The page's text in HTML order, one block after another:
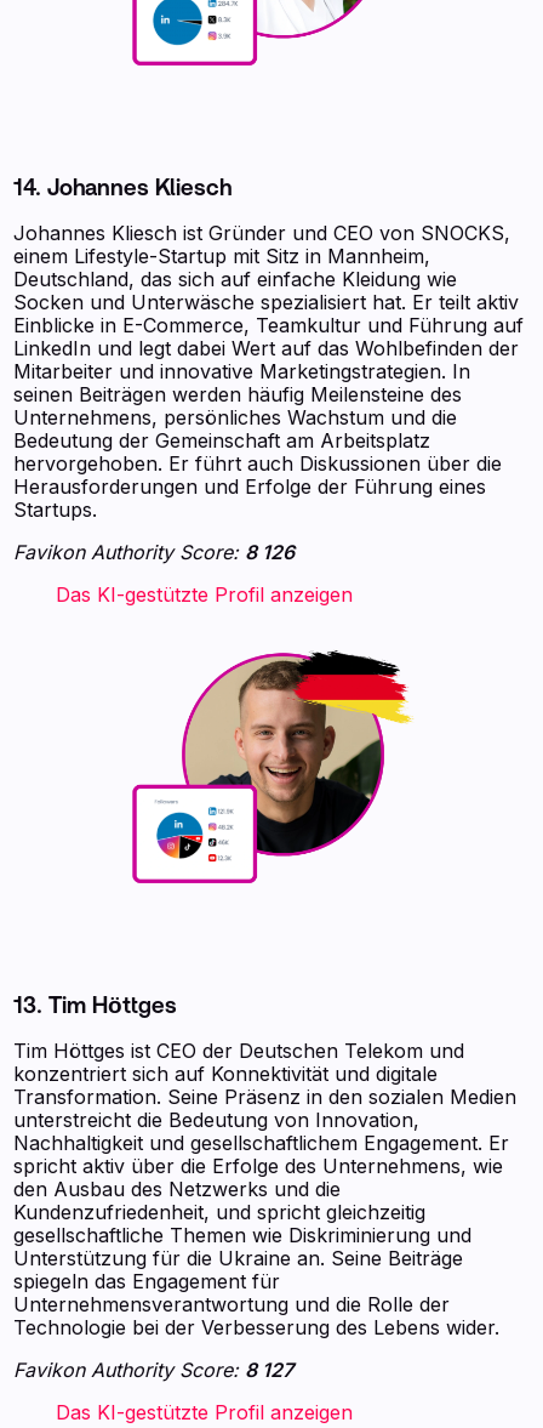
14. Johannes Kliesch
Johannes Kliesch ist Gründer und CEO von SNOCKS,
einem Lifestyle-Startup mit Sitz in Mannheim,
Deutschland, das sich auf einfache Kleidung wie
Socken und Unterwäsche spezialisiert hat. Er teilt aktiv
Einblicke in E-Commerce, Teamkultur und Führung auf
LinkedIn und legt dabei Wert auf das Wohlbefinden der
Mitarbeiter und innovative Marketingstrategien. In
seinen Beiträgen werden häufig Meilensteine des
Unternehmens, persönliches Wachstum und die
Bedeutung der Gemeinschaft am Arbeitsplatz
hervorgehoben. Er führt auch Diskussionen über die
Herausforderungen und Erfolge der Führung eines
Startups.
Favikon Authority Score: 8 126
‍ ‍ ‍ ‍ ‍ ‍ ‍ Das KI-gestützte Profil anzeigen ‍ ‍ ‍
13. Tim Höttges
Tim Höttges ist CEO der Deutschen Telekom und
konzentriert sich auf Konnektivität und digitale
Transformation. Seine Präsenz in den sozialen Medien
unterstreicht die Bedeutung von Innovation,
Nachhaltigkeit und gesellschaftlichem Engagement. Er
spricht aktiv über die Erfolge des Unternehmens, wie
den Ausbau des Netzwerks und die
Kundenzufriedenheit, und spricht gleichzeitig
gesellschaftliche Themen wie Diskriminierung und
Unterstützung für die Ukraine an. Seine Beiträge
spiegeln das Engagement für
Unternehmensverantwortung und die Rolle der
Technologie bei der Verbesserung des Lebens wider.
Favikon Authority Score: 8 127
‍ ‍ ‍ ‍ ‍ ‍ ‍ Das KI-gestützte Profil anzeigen ‍ ‍ ‍